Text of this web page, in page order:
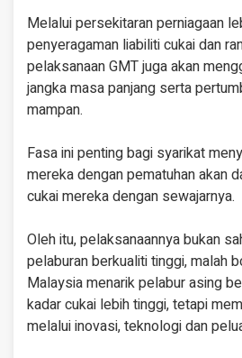
Melalui persekitaran perniagaan
penyeragaman liabiliti cukai dan
pelaksanaan GMT juga akan
jangka masa panjang serta
mampan.
Fasa ini penting bagi syarikat
mereka dengan pematuhan akan
cukai mereka dengan sewajarnya.
Oleh itu, pelaksanaannya bukan
pelaburan berkualiti tinggi, malah
Malaysia menarik pelabur asing
kadar cukai lebih tinggi, tetapi
melalui inovasi, teknologi dan